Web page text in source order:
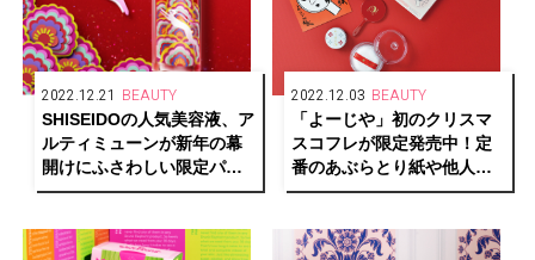
2022.12.21 BEAUTY
SHISEIDOの人気美容液、ア
ルティミューンが新年の幕
開けにふさわしい限定パッ
ケージで登場
2022.12.03 BEAUTY
「よーじや」初のクリスマ
スコフレが限定発売中！定
番のあぶらとり紙や他人気
アイテムがぎっしり！